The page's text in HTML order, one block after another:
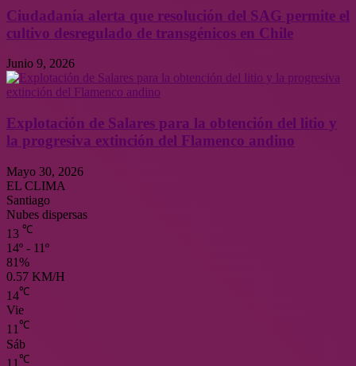
Ciudadanía alerta que resolución del SAG permite el
cultivo desregulado de transgénicos en Chile
Junio 9, 2026
Explotación de Salares para la obtención del litio y
la progresiva extinción del Flamenco andino
Mayo 30, 2026
EL CLIMA
Santiago
Nubes dispersas
13 ℃
14º - 11º
81%
0.57 KM/H
14℃
Vie
11℃
Sáb
℃